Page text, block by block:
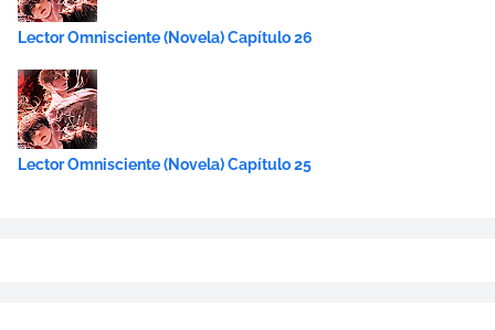
Lector Omnisciente (Novela) Capítulo 26
Lector Omnisciente (Novela) Capítulo 25